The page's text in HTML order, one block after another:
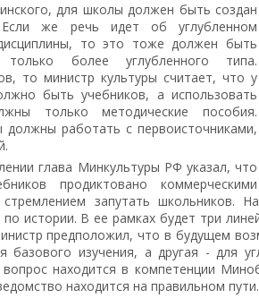
для школы должен быть создан
Если же речь идет об углубленном
то это тоже должен быть
более углубленного типа.
то министр культуры считает, что у
быть учебников, а использовать
только методические пособия.
должны работать с первоисточниками,
глава Минкультуры РФ указал, что
продиктовано коммерческими
запутать школьников.
по истории. В ее рамках будет три
предположил, что в будущем
базового изучения, а другая - для
находится в компетенции
находится на правильном пути.